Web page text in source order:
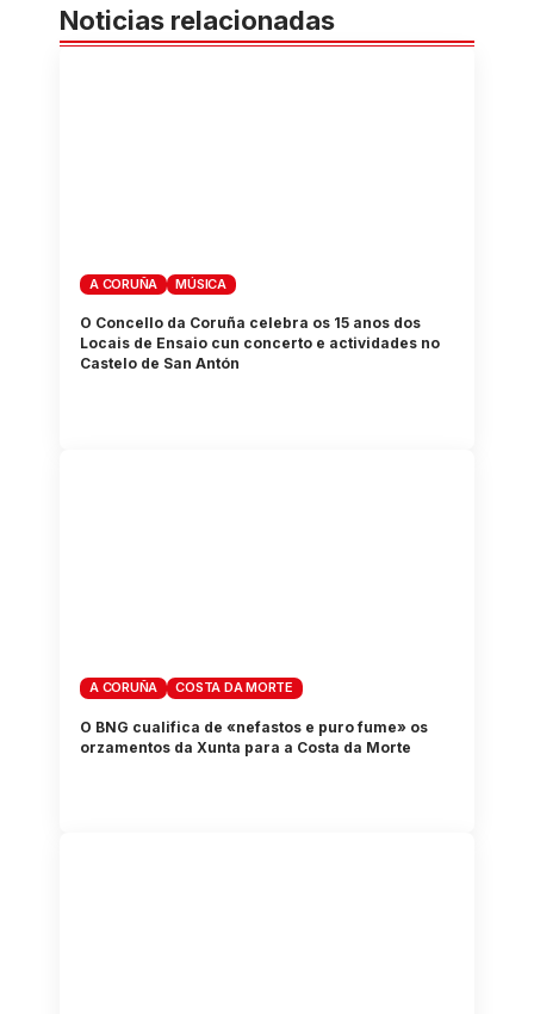
Noticias relacionadas
A CORUÑA MÚSICA
O Concello da Coruña celebra os 15 anos dos
Locais de Ensaio cun concerto e actividades no
Castelo de San Antón
A CORUÑA COSTA DA MORTE
O BNG cualifica de «nefastos e puro fume» os
orzamentos da Xunta para a Costa da Morte